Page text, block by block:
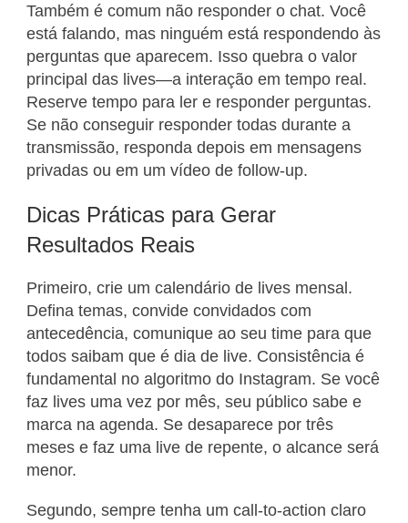
Também é comum não responder o chat. Você
está falando, mas ninguém está respondendo às
perguntas que aparecem. Isso quebra o valor
principal das lives—a interação em tempo real.
Reserve tempo para ler e responder perguntas.
Se não conseguir responder todas durante a
transmissão, responda depois em mensagens
privadas ou em um vídeo de follow-up.
Dicas Práticas para Gerar
Resultados Reais
Primeiro, crie um calendário de lives mensal.
Defina temas, convide convidados com
antecedência, comunique ao seu time para que
todos saibam que é dia de live. Consistência é
fundamental no algoritmo do Instagram. Se você
faz lives uma vez por mês, seu público sabe e
marca na agenda. Se desaparece por três
meses e faz uma live de repente, o alcance será
menor.
Segundo, sempre tenha um call-to-action claro